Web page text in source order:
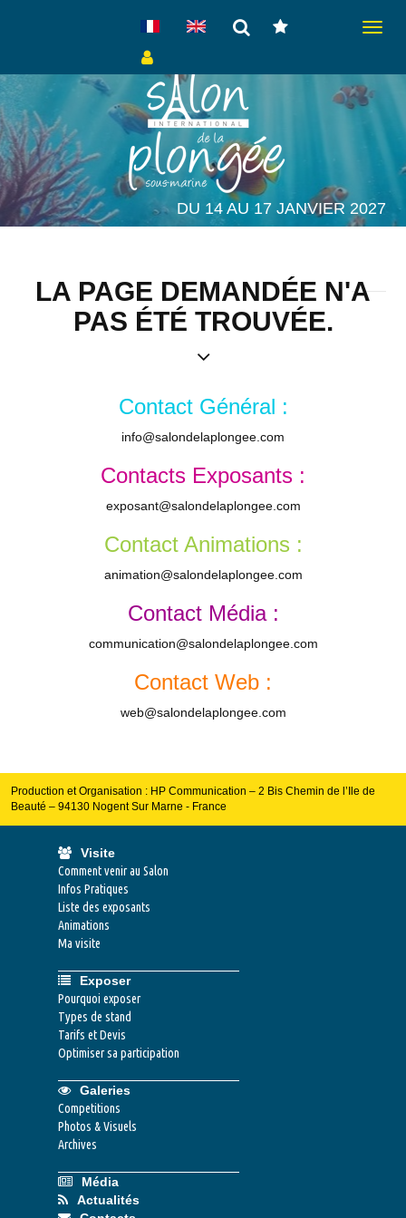
Toggle
DU 14 AU 17 JANVIER 2027
LA PAGE DEMANDÉE N'A
PAS ÉTÉ TROUVÉE.
Contact Général :
info@salondelaplongee.com
Contacts Exposants :
exposant@salondelaplongee.com
Contact Animations :
animation@salondelaplongee.com
Contact Média :
communication@salondelaplongee.com
Contact Web :
web@salondelaplongee.com
Production et Organisation : HP Communication – 2 Bis Chemin de l’Ile de
Beauté – 94130 Nogent Sur Marne - France
Visite
Comment venir au Salon
Infos Pratiques
Liste des exposants
Animations
Ma visite
Exposer
Pourquoi exposer
Types de stand
Tarifs et Devis
Optimiser sa participation
Galeries
Competitions
Photos & Visuels
Archives
Média
Actualités